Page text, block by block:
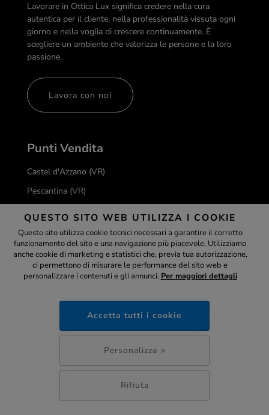
Punti Vendita
Castel d'Azzano (VR)
Pescantina (VR)
Valeggio sul Mincio (VR)
Verona
Villafranca di Verona (VR)
San Giorgio Bigarello (MN)
Manerba del Garda (BS)
Lavorare in Ottica Lux significa credere nella cura
autentica per il cliente, nella professionalità vissuta ogni
giorno e nella voglia di crescere continuamente. È
scegliere un ambiente che valorizza le persone e la loro
passione.
Lavora con noi
Assistente
ottica-lux.it
QUESTO SITO WEB UTILIZZA I COOKIE
Questo sito utilizza cookie tecnici necessari a garantire il corretto
funzionamento del sito e una navigazione più piacevole. Utilizziamo
anche cookie di marketing e statistici che, previa tua autorizzazione,
ci permettono di misurare le performance del sito web e
personalizzare i contenuti e gli annunci. Per maggiori dettagli
Accetta tutti i cookie
Rifiuta
Personalizza >